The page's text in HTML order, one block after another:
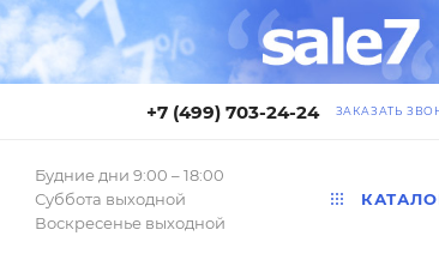
+7 (499) 703-24-24 ЗАКАЗАТЬ
Будние дни 9:00 – 18:00
Суббота выходной
Воскресенье выходной